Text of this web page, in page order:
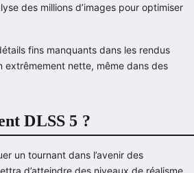
des millions d’images pour optimiser
fins manquants dans les rendus
extrêmement nette, même dans des
DLSS 5 ?
un tournant dans l’avenir des
d’atteindre des niveaux de réalisme